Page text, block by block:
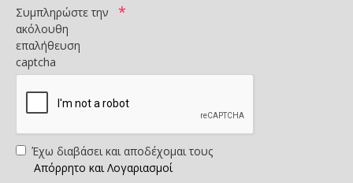
Συμπληρώστε την
ακόλουθη
επαλήθευση
captcha
Έχω διαβάσει και αποδέχομαι τους
Απόρρητο και Λογαριασμοί